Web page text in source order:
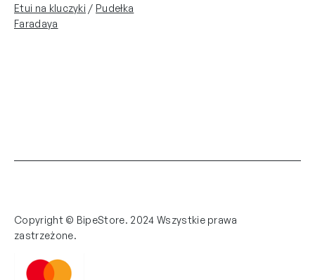
Etui na kluczyki / Pudełka
Faradaya
Copyright © BipeStore. 2024 Wszystkie prawa
zastrzeżone.